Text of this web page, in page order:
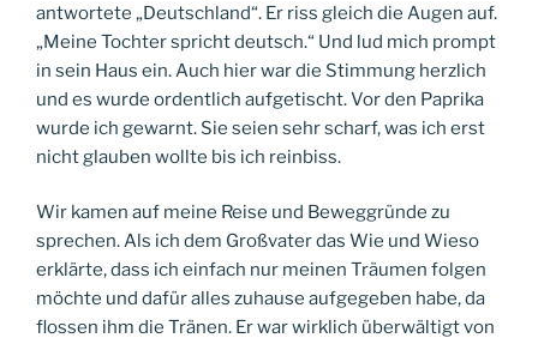
antwortete „Deutschland“. Er riss gleich die Augen auf.
„Meine Tochter spricht deutsch.“ Und lud mich prompt
in sein Haus ein. Auch hier war die Stimmung herzlich
und es wurde ordentlich aufgetischt. Vor den Paprika
wurde ich gewarnt. Sie seien sehr scharf, was ich erst
nicht glauben wollte bis ich reinbiss.
Wir kamen auf meine Reise und Beweggründe zu
sprechen. Als ich dem Großvater das Wie und Wieso
erklärte, dass ich einfach nur meinen Träumen folgen
möchte und dafür alles zuhause aufgegeben habe, da
flossen ihm die Tränen. Er war wirklich überwältigt von